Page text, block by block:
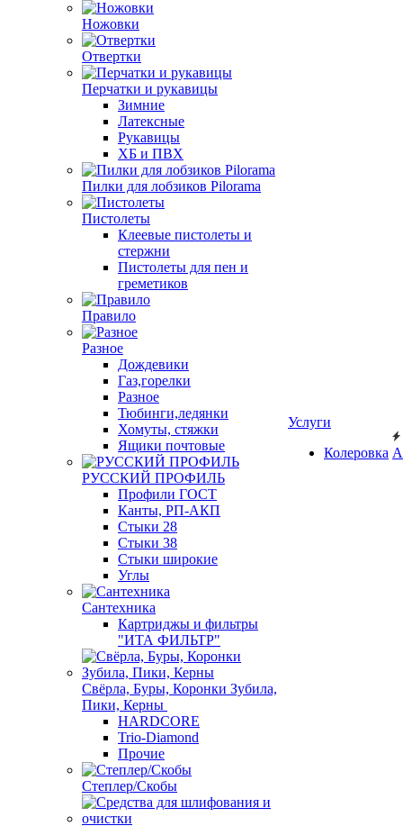
Ножовки
Отвертки
Перчатки и рукавицы
Зимние
Латексные
Рукавицы
ХБ и ПВХ
Пилки для лобзиков Pilorama
Пистолеты
Клеевые пистолеты и
стержни
Пистолеты для пен и
греметиков
Правило
Разное
Дождевики
Газ,горелки
Разное
Тюбинги,ледянки
Хомуты, стяжки
Ящики почтовые
РУССКИЙ ПРОФИЛЬ
Профили ГОСТ
Канты, РП-АКП
Стыки 28
Стыки 38
Стыки широкие
Углы
Сантехника
Картриджы и фильтры
"ИТА ФИЛЬТР"
Свёрла, Буры, Коронки Зубила,
Пики, Керны
HARDCORE
Trio-Diamond
Прочие
Степлер/Скобы
Услуги
Колеровка